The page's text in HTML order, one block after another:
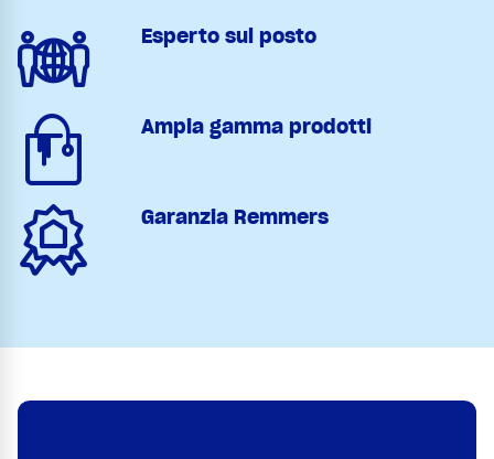
Esperto sul posto
Ampia gamma prodotti
Garanzia Remmers